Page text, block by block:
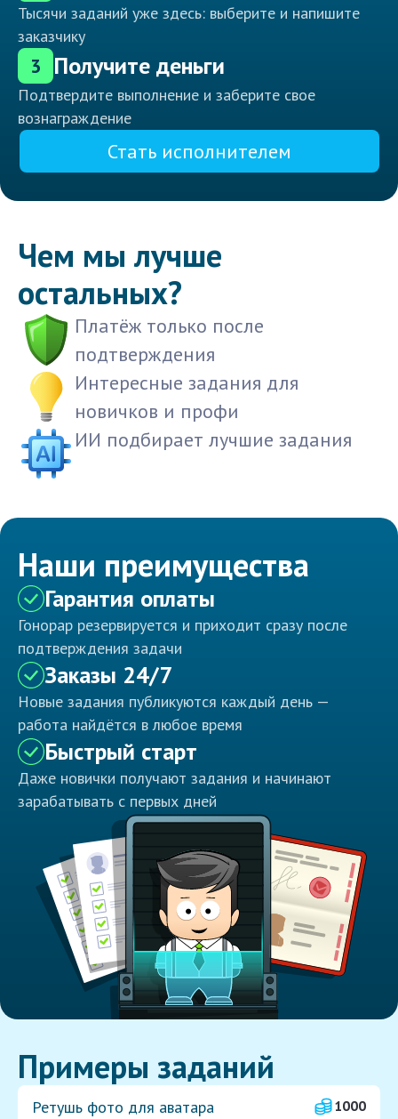
Тысячи заданий уже здесь: выберите и напишите
заказчику
3 Получите деньги
Подтвердите выполнение и заберите свое
вознаграждение
Стать исполнителем
Чем мы лучше
остальных?
Платёж только после
подтверждения
Интересные задания для
новичков и профи
ИИ подбирает лучшие задания
Наши преимущества
Гарантия оплаты
Гонорар резервируется и приходит сразу после
подтверждения задачи
Заказы 24/7
Новые задания публикуются каждый день —
работа найдётся в любое время
Быстрый старт
Даже новички получают задания и начинают
зарабатывать с первых дней
Примеры заданий
Ретушь фото для аватара
1000